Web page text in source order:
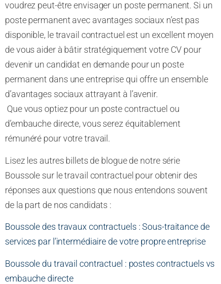
voudrez peut-être envisager un poste permanent. Si un
poste permanent avec avantages sociaux n’est pas
disponible, le travail contractuel est un excellent moyen
de vous aider à bâtir stratégiquement votre CV pour
devenir un candidat en demande pour un poste
permanent dans une entreprise qui offre un ensemble
d’avantages sociaux attrayant à l’avenir.
Que vous optiez pour un poste contractuel ou
d’embauche directe, vous serez équitablement
rémunéré pour votre travail.
Lisez les autres billets de blogue de notre série
Boussole sur le travail contractuel pour obtenir des
réponses aux questions que nous entendons souvent
de la part de nos candidats :
Boussole des travaux contractuels : Sous-traitance de
services par l’intermédiaire de votre propre entreprise
Boussole du travail contractuel : postes contractuels vs
embauche directe